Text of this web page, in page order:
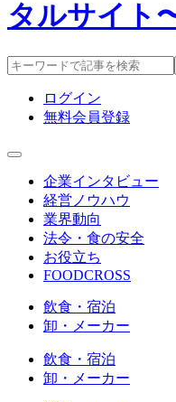
ログイン
無料会員登録
企業インタビュー
経営ノウハウ
業界動向
法令・食の安全
お役立ち
FOODCROSS
飲食・宿泊
卸・メーカー
飲食・宿泊
卸・メーカー